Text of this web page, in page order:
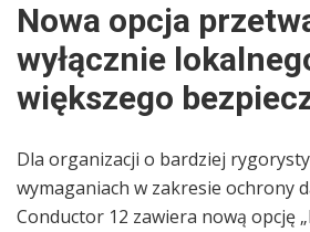
Nowa opcja
wyłącznie
większego
Dla organizacji o bardziej
wymaganiach w zakresie ochrony
Conductor 12 zawiera nową opcję